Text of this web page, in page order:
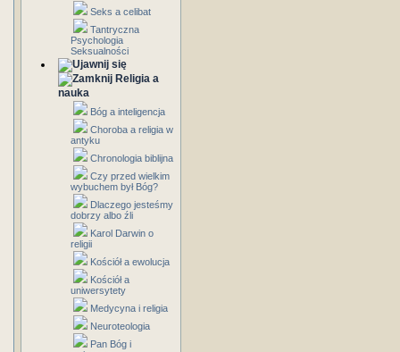
Seks a celibat
Tantryczna
Psychologia
Seksualności
Religia a
nauka
Bóg a inteligencja
Choroba a religia w
antyku
Chronologia biblijna
Czy przed wielkim
wybuchem był Bóg?
Dlaczego jesteśmy
dobrzy albo źli
Karol Darwin o
religii
Kościół a ewolucja
Kościół a
uniwersytety
Medycyna i religia
Neuroteologia
Pan Bóg i